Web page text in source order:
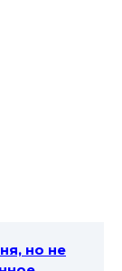
но не